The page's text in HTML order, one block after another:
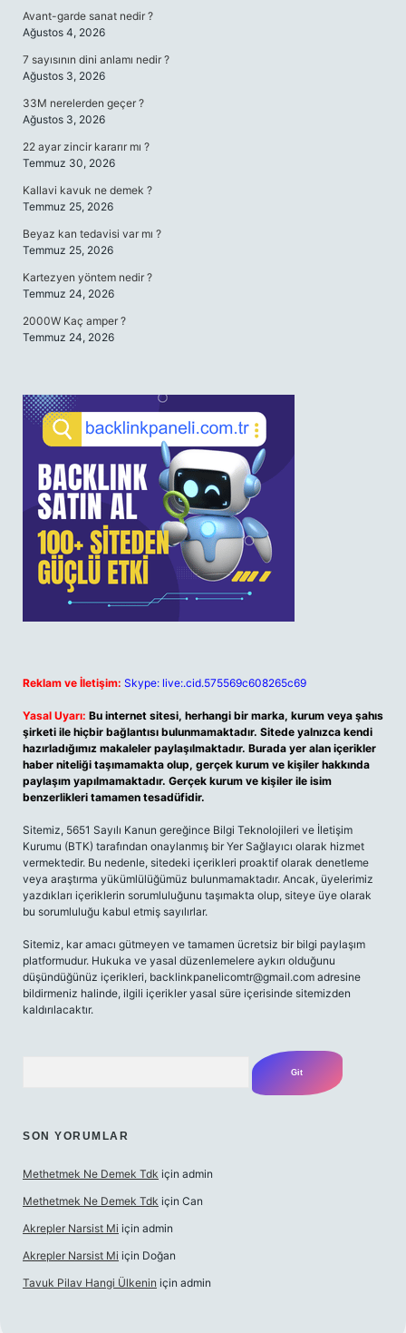
Avant-garde sanat nedir ?
Ağustos 4, 2026
7 sayısının dini anlamı nedir ?
Ağustos 3, 2026
33M nerelerden geçer ?
Ağustos 3, 2026
22 ayar zincir kararır mı ?
Temmuz 30, 2026
Kallavi kavuk ne demek ?
Temmuz 25, 2026
Beyaz kan tedavisi var mı ?
Temmuz 25, 2026
Kartezyen yöntem nedir ?
Temmuz 24, 2026
2000W Kaç amper ?
Temmuz 24, 2026
Reklam ve İletişim: Skype: live:.cid.575569c608265c69
Yasal Uyarı: Bu internet sitesi, herhangi bir marka, kurum veya şahıs
şirketi ile hiçbir bağlantısı bulunmamaktadır. Sitede yalnızca kendi
hazırladığımız makaleler paylaşılmaktadır. Burada yer alan içerikler
haber niteliği taşımamakta olup, gerçek kurum ve kişiler hakkında
paylaşım yapılmamaktadır. Gerçek kurum ve kişiler ile isim
benzerlikleri tamamen tesadüfidir.
Sitemiz, 5651 Sayılı Kanun gereğince Bilgi Teknolojileri ve İletişim
Kurumu (BTK) tarafından onaylanmış bir Yer Sağlayıcı olarak hizmet
vermektedir. Bu nedenle, sitedeki içerikleri proaktif olarak denetleme
veya araştırma yükümlülüğümüz bulunmamaktadır. Ancak, üyelerimiz
yazdıkları içeriklerin sorumluluğunu taşımakta olup, siteye üye olarak
bu sorumluluğu kabul etmiş sayılırlar.
Sitemiz, kar amacı gütmeyen ve tamamen ücretsiz bir bilgi paylaşım
platformudur. Hukuka ve yasal düzenlemelere aykırı olduğunu
düşündüğünüz içerikleri, backlinkpanelicomtr@gmail.com adresine
bildirmeniz halinde, ilgili içerikler yasal süre içerisinde sitemizden
kaldırılacaktır.
SON YORUMLAR
Methetmek Ne Demek Tdk için admin
Methetmek Ne Demek Tdk için Can
Akrepler Narsist Mi için admin
Akrepler Narsist Mi için Doğan
Tavuk Pilav Hangi Ülkenin için admin